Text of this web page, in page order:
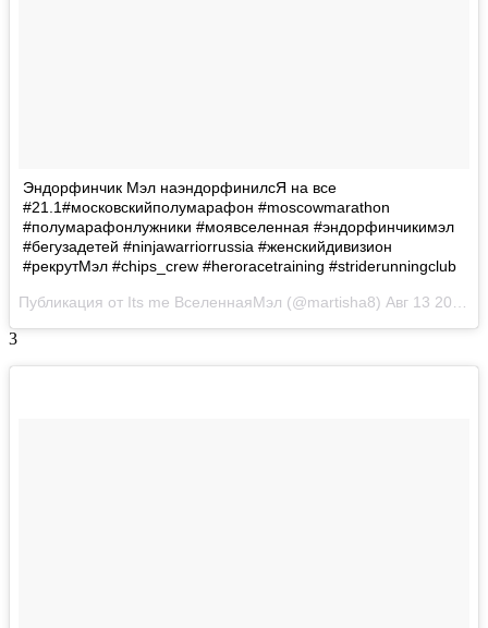
Эндорфинчик Мэл наэндорфинилсЯ на все
#21.1#московскийполумарафон #moscowmarathon
#полумарафонлужники #моявселенная #эндорфинчикимэл
#бегузадетей #ninjawarriorrussia #женскийдивизион
#рекрутМэл #chips_crew #heroracetraining #striderunningclub
Публикация от Its me ВселеннаяМэл (@martisha8) Авг 13 2017 в 12:58 PDT
3